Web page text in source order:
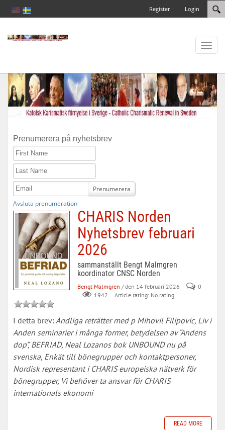
Login
Register
Toggle
Prenumerera på nyhetsbrev
First Name
Last Name
Email
Prenumerera
Avsluta prenumeration
CHARIS Norden
Nyhetsbrev februari
2026
sammanställt Bengt Malmgren
koordinator CNSC Norden
Bengt Malmgren / den 14 februari 2026
0
1942
Article rating: No rating
I detta brev: Andliga reträtter med p Mihovil Filipovic, Liv i
Anden seminarier i många former, betydelsen av “Andens
dop”, BEFRIAD, Neal Lozanos bok UNBOUND nu på
svenska, Enkät till bönegrupper och kontaktpersoner,
Nordisk representant i CHARIS europeiska nätverk för
bönegrupper, Vi behöver ta ansvar för CHARIS
internationals ekonomi
READ MORE